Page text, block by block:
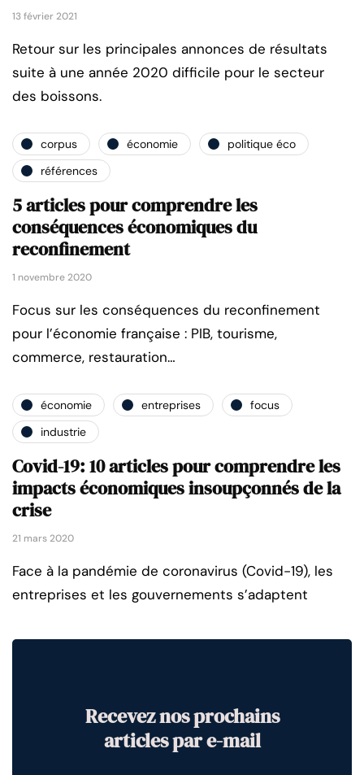
13 février 2021
Retour sur les principales annonces de résultats
suite à une année 2020 difficile pour le secteur
des boissons.
corpus économie
politique éco
références
5 articles pour comprendre les
conséquences économiques du
reconfinement
1 novembre 2020
Focus sur les conséquences du reconfinement
pour l’économie française : PIB, tourisme,
commerce, restauration…
économie entreprises
focus
industrie
Covid-19: 10 articles pour comprendre les
impacts économiques insoupçonnés de la
crise
21 mars 2020
Face à la pandémie de coronavirus (Covid-19), les
entreprises et les gouvernements s’adaptent
Recevez nos prochains
articles par e-mail